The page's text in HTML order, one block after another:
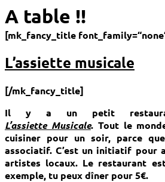
A table !!
[mk_fancy_title
L’assiette musicale
[/mk_fancy_title]
Il y a un petit
L’assiette Musicale. Tout le
cuisiner pour un soir, parce
associatif. C’est un initiatif pour
artistes locaux. Le restaurant
exemple, tu peux dîner pour 5€.